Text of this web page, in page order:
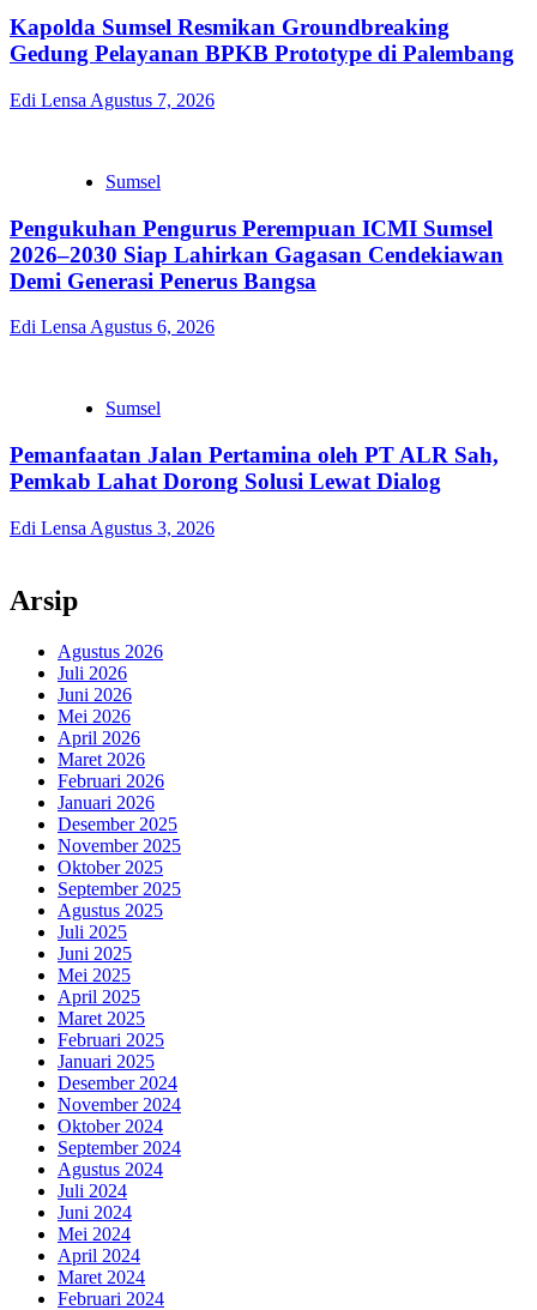
Kapolda Sumsel Resmikan Groundbreaking
Gedung Pelayanan BPKB Prototype di Palembang
Edi Lensa Agustus 7, 2026
Sumsel
Pengukuhan Pengurus Perempuan ICMI Sumsel
2026–2030 Siap Lahirkan Gagasan Cendekiawan
Demi Generasi Penerus Bangsa
Edi Lensa Agustus 6, 2026
Sumsel
Pemanfaatan Jalan Pertamina oleh PT ALR Sah,
Pemkab Lahat Dorong Solusi Lewat Dialog
Edi Lensa Agustus 3, 2026
Arsip
Agustus 2026
Juli 2026
Juni 2026
Mei 2026
April 2026
Maret 2026
Februari 2026
Januari 2026
Desember 2025
November 2025
Oktober 2025
September 2025
Agustus 2025
Juli 2025
Juni 2025
Mei 2025
April 2025
Maret 2025
Februari 2025
Januari 2025
Desember 2024
November 2024
Oktober 2024
September 2024
Agustus 2024
Juli 2024
Juni 2024
Mei 2024
April 2024
Maret 2024
Februari 2024